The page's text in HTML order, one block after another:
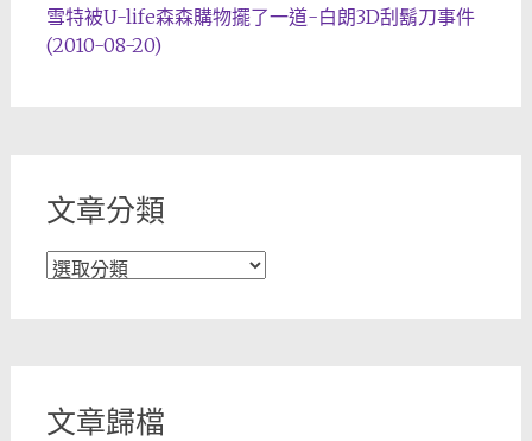
雪特被U-life森森購物擺了一道-白朗3D刮鬍刀事件
(2010-08-20)
文章分類
文
文章歸檔